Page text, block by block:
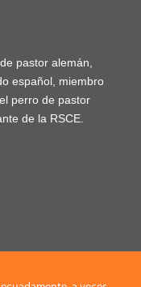
pastor alemán,
español, miembro
perro de pastor
de la RSCE.